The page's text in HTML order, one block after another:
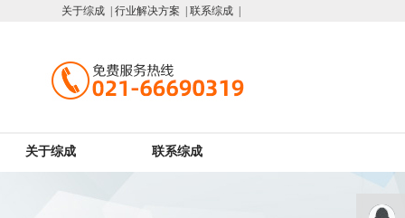
关于综成 | 行业解决方案 | 联系综成 |
关于综成 联系综成